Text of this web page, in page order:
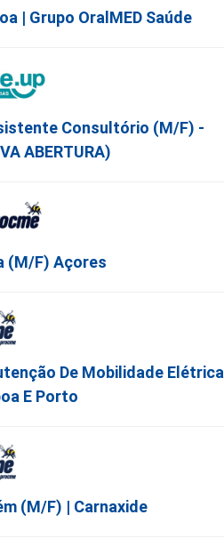
| Grupo OralMED Saúde
Consultório (M/F) -
ABERTURA)
(m/f) Açores
De Mobilidade Elétrica
E Porto
(m/f) | Carnaxide